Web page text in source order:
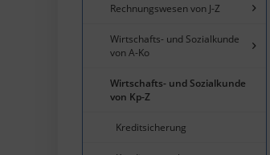
Rechnungswesen von J-Z
Wirtschafts- und Sozialkunde
von A-Ko
Wirtschafts- und Sozialkunde
von Kp-Z
Kreditsicherung